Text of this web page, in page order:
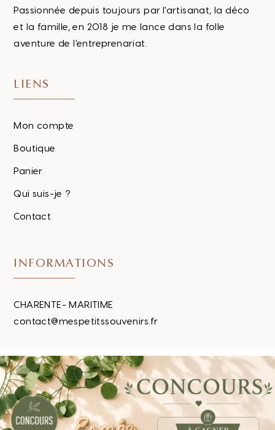
Passionnée depuis toujours par l'artisanat, la déco
et la famille, en 2018 je me lance dans la folle
aventure de l'entreprenariat.
LIENS
Mon compte
Boutique
Panier
Qui suis-je ?
Contact
INFORMATIONS
CHARENTE- MARITIME
contact@mespetitssouvenirs.fr